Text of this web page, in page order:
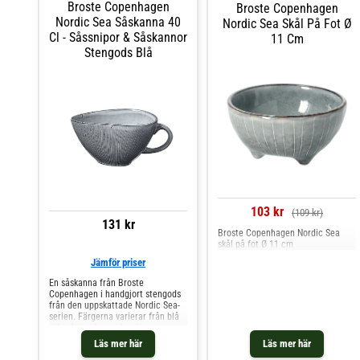
Broste Copenhagen
Nordic Sea Såskanna 40
Cl - Såssnipor & Såskannor
Stengods Blå
131 kr
Läs mer här
Jämför priser
En såskanna från Broste
Copenhagen i handgjort stengods
från den uppskattade Nordic Sea-
serien. Färgerna varierar från blå
till grått, och speglar den
skandinaviska skärgården med
vind, hav och klippor. Med denna
Broste Copenhagen
Nordic Sea Skål På Fot Ø
11 Cm
103 kr (109 kr)
Läs mer här
Broste Copenhagen Nordic Sea
skål på fot Ø 11 cm